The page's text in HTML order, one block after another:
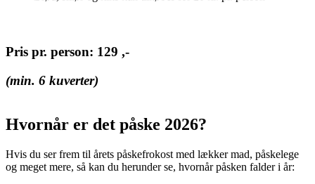
Pris pr. person: 129 ,-
(min. 6 kuverter)
Hvornår er det påske 2026?
Hvis du ser frem til årets påskefrokost med lækker mad, påskelege
og meget mere, så kan du herunder se, hvornår påsken falder i år: